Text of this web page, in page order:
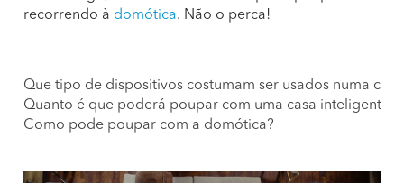
recorrendo à domótica. Não o perca!
Que tipo de dispositivos costumam ser usados numa
Quanto é que poderá poupar com uma casa inteligente?
Como pode poupar com a domótica?